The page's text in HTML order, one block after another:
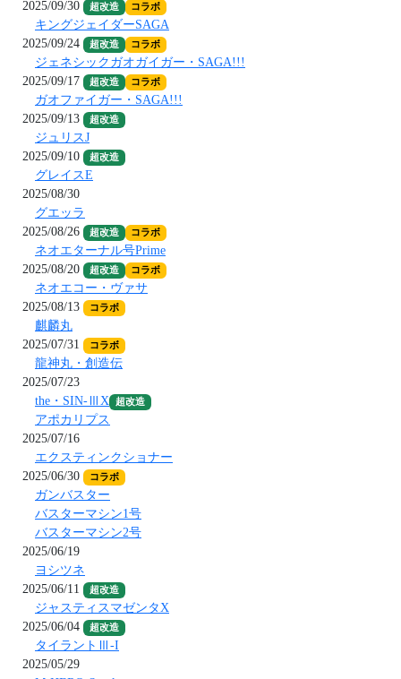
2025/09/30
超改造 コラボ
キングジェイダーSAGA
2025/09/24
超改造 コラボ
ジェネシックガオガイガー・SAGA!!!
2025/09/17
超改造 コラボ
ガオファイガー・SAGA!!!
2025/09/13
超改造
ジュリスJ
2025/09/10
超改造
グレイスE
2025/08/30
グエッラ
2025/08/26
超改造 コラボ
ネオエターナル号Prime
2025/08/20
超改造 コラボ
ネオエコー・ヴァサ
2025/08/13
コラボ
麒麟丸
2025/07/31
コラボ
龍神丸・創造伝
2025/07/23
the・SIN-ⅢX
超改造
アポカリプス
2025/07/16
エクスティンクショナー
2025/06/30
コラボ
ガンバスター
バスターマシン1号
バスターマシン2号
2025/06/19
ヨシツネ
2025/06/11
超改造
ジャスティスマゼンタX
2025/06/04
超改造
タイラントⅢ-I
2025/05/29